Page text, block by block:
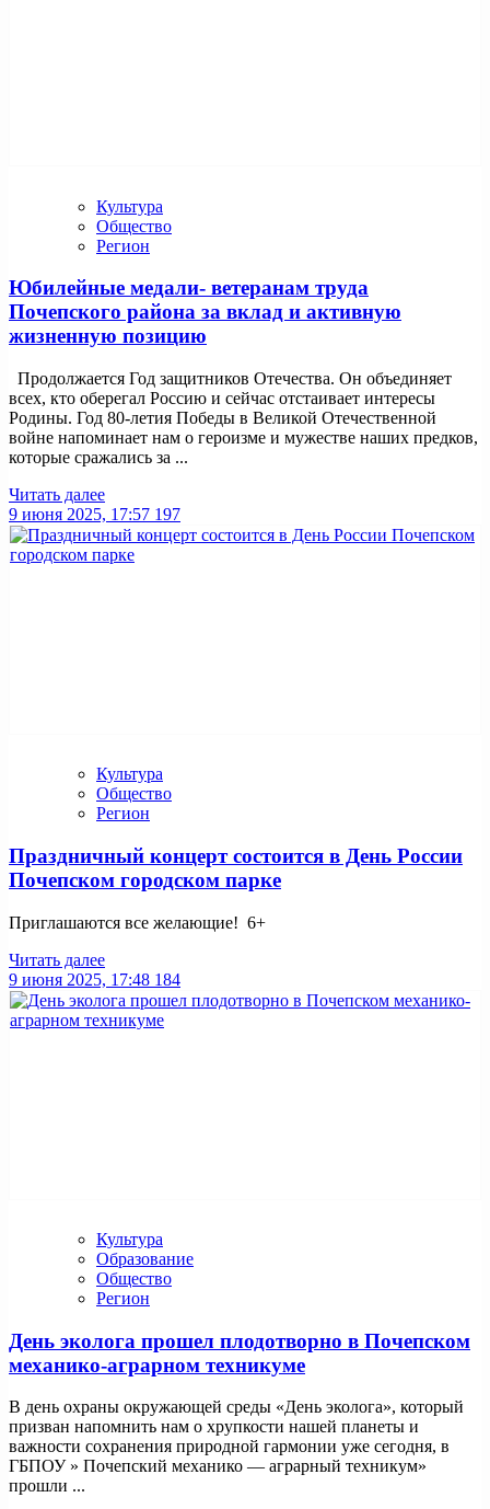
Культура
Общество
Регион
Юбилейные медали- ветеранам труда
Почепского района за вклад и активную
жизненную позицию
Продолжается Год защитников Отечества. Он объединяет
всех, кто оберегал Россию и сейчас отстаивает интересы
Родины. Год 80-летия Победы в Великой Отечественной
войне напоминает нам о героизме и мужестве наших предков,
которые сражались за ...
Читать далее
9 июня 2025, 17:57 197
Культура
Общество
Регион
Праздничный концерт состоится в День России
Почепском городском парке
Приглашаются все желающие! 6+
Читать далее
9 июня 2025, 17:48 184
Культура
Образование
Общество
Регион
День эколога прошел плодотворно в Почепском
механико-аграрном техникуме
В день охраны окружающей среды «День эколога», который
призван напомнить нам о хрупкости нашей планеты и
важности сохранения природной гармонии уже сегодня, в
ГБПОУ » Почепский механико — аграрный техникум»
прошли ...